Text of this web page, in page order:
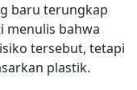
baru terungkap
menulis bahwa
tersebut, tetapi
plastik.